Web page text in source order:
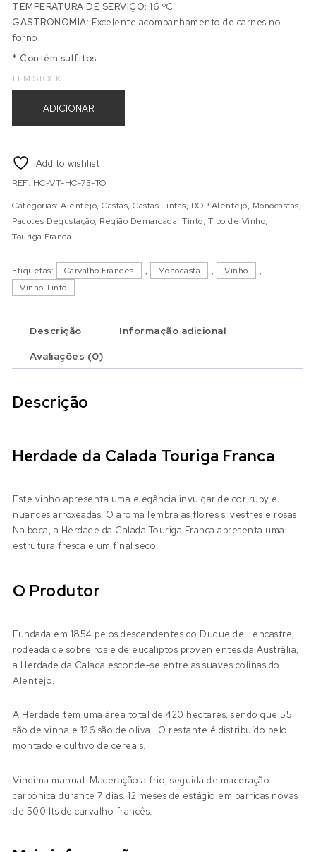
TEMPERATURA DE SERVIÇO: 16 ºC
GASTRONOMIA: Excelente acompanhamento de carnes no
forno.
* Contém sulfitos
1 EM STOCK
ADICIONAR
Add to wishlist
REF: HC-VT-HC-75-TO
Categorias:Alentejo,Castas,Castas Tintas, DOP Alentejo, Monocastas,
Pacotes Degustação, Região Demarcada,Tinto, Tipo de Vinho,
Touriga Franca
Etiquetas: Carvalho Francês , Monocasta , Vinho
,
Vinho Tinto
Descrição
Informação adicional
Avaliações (0)
Descrição
Herdade da Calada Touriga Franca
Este vinho apresenta uma elegância invulgar de cor ruby e
nuances arroxeadas. O aroma lembra as flores silvestres e rosas.
Na boca, a Herdade da Calada Touriga Franca apresenta uma
estrutura fresca e um final seco.
O Produtor
Fundada em 1854 pelos descendentes do Duque de Lencastre,
rodeada de sobreiros e de eucaliptos provenientes da Austrália,
a Herdade da Calada esconde-se entre as suaves colinas do
Alentejo.
A Herdade tem uma área total de 420 hectares, sendo que 55
são de vinha e 126 são de olival. O restante é distribuído pelo
montado e cultivo de cereais.
Vindima manual. Maceração a frio, seguida de maceração
carbónica durante 7 dias. 12 meses de estágio em barricas novas
de 500 lts de carvalho francês.